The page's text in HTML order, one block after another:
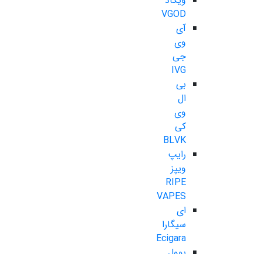
VGOD
آی
وی
جی
IVG
بی
ال
وی
کی
BLVK
رایپ
ویپز
RIPE
VAPES
ای
سیگارا
Ecigara